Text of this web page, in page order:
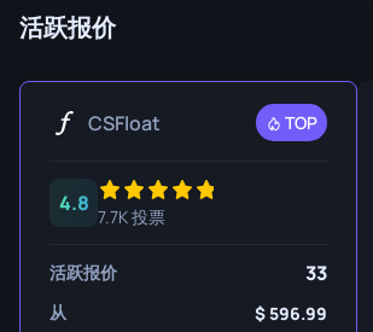
活跃报价
CSFloat TOP
4.8
7.7K 投票
活跃报价 33
从 596.99